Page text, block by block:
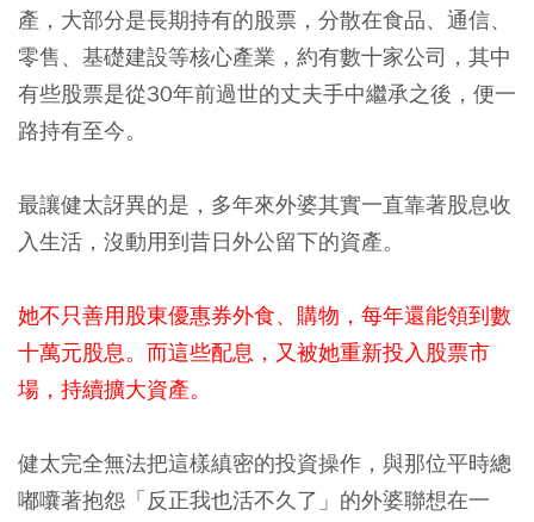
產，大部分是長期持有的股票，分散在食品、通信、
零售、基礎建設等核心產業，約有數十家公司，其中
有些股票是從30年前過世的丈夫手中繼承之後，便一
路持有至今。
最讓健太訝異的是，多年來外婆其實一直靠著股息收
入生活，沒動用到昔日外公留下的資產。
她不只善用股東優惠券外食、購物，每年還能領到數
十萬元股息。而這些配息，又被她重新投入股票市
場，持續擴大資產。
健太完全無法把這樣縝密的投資操作，與那位平時總
嘟囔著抱怨「反正我也活不久了」的外婆聯想在一